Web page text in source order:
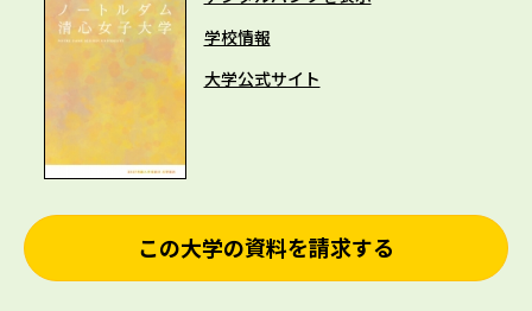
学校情報
大学公式サイト
この大学の資料を請求する